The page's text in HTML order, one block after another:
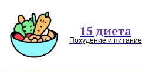
15 диета
Похудение и питание